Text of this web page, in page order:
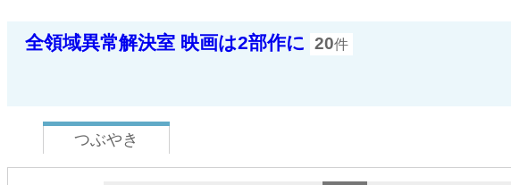
全領域異常解決室 映画は2部作に 20件
つぶやき